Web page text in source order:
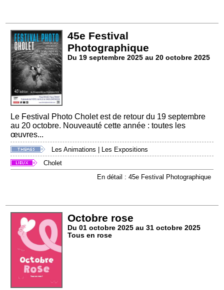
45e Festival
Photographique
Du 19 septembre 2025 au 20 octobre 2025
Le Festival Photo Cholet est de retour du 19 septembre
au 20 octobre. Nouveauté cette année : toutes les
œuvres...
Les Animations | Les Expositions
Cholet
En détail : 45e Festival Photographique
Octobre rose
Du 01 octobre 2025 au 31 octobre 2025
Tous en rose